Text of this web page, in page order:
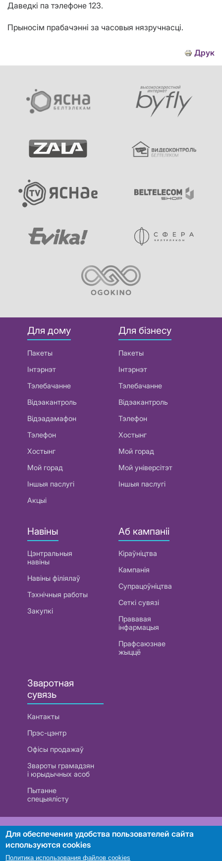
Даведкі па тэлефоне 123.
Прыносім прабачэнні за часовыя нязручнасці.
Друк
Для дому
Пакеты
Інтэрнэт
Тэлебачанне
Відэакантроль
Відэадамафон
Тэлефон
Хостынг
Мой горад
Іншыя паслугі
Акцыі
Для бізнесу
Пакеты
Інтэрнэт
Тэлебачанне
Відэакантроль
Тэлефон
Хостынг
Мой горад
Мой універсітэт
Іншыя паслугі
Навіны
Цэнтральныя
навіны
Навіны філіялаў
Тэхнічныя работы
Закупкі
Аб кампаніі
Кіраўніцтва
Кампанія
Супрацоўніцтва
Сеткі сувязі
Прававая
інфармацыя
Прафсаюзнае
жыццё
Зваротная
сувязь
Кантакты
Прэс-цэнтр
Офісы продажаў
Звароты грамадзян
і юрыдычных асоб
Пытанне
спецыялісту
РУП «Белтэлекам». УНП 101007741
Для обеспечения удобства пользователей сайта
используются cookies
Политика использования файлов cookies